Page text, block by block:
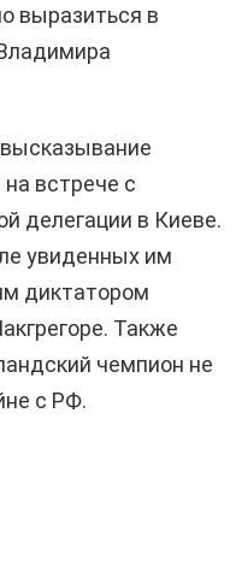
выразиться в
встрече с
делегации в Киеве.
увиденных им
диктатором
Также
чемпион не
с РФ.